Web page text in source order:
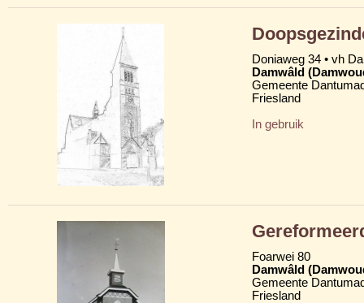
Doniaweg 34 • vh
Damwâld
Gemeente
Friesland
In gebruik
Foarwei 80
Damwâld
Gemeente
Friesland